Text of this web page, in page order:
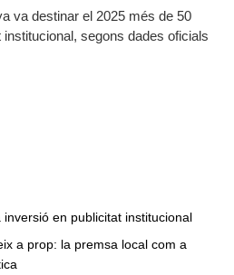
va destinar el 2025 més de 50
institucional, segons dades oficials
en publicitat institucional
a prop: la premsa local com a